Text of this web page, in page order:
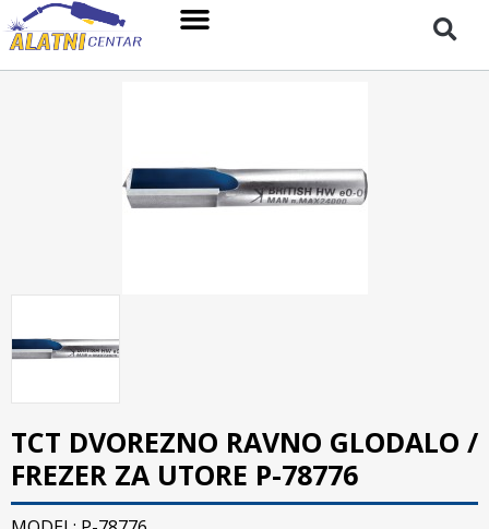
TCT DVOREZNO RAVNO GLODALO /
FREZER ZA UTORE P-78776